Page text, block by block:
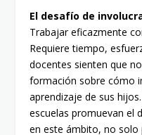
El desafío de
Trabajar eficazmente
Requiere tiempo,
docentes sienten que
formación sobre cómo
aprendizaje de sus
escuelas promuevan el
en este ámbito, no